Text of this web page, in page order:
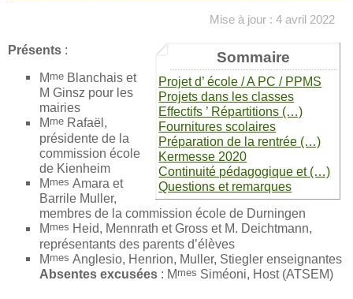
Mise à jour : 4 avril 2022
Sommaire
Projet d’ école / A PC / PPMS
Projets dans les classes
Effectifs ’ Répartitions (…)
Fournitures scolaires
Préparation de la rentrée (…)
Kermesse 2020
Continuité pédagogique et (…)
Questions et remarques
Présents :
M me Blanchais et
M Ginsz pour les
mairies
M me Rafaël,
présidente de la
commission école
de Kienheim
Mmes Amara et
Barrile Muller,
membres de la commission école de Durningen
M mes Heid, Mennrath et Gross et M. Deichtmann,
représentants des parents d’élèves
Mmes Anglesio, Henrion, Muller, Stiegler enseignantes
Absentes excusées : M mes Siméoni, Host (ATSEM)